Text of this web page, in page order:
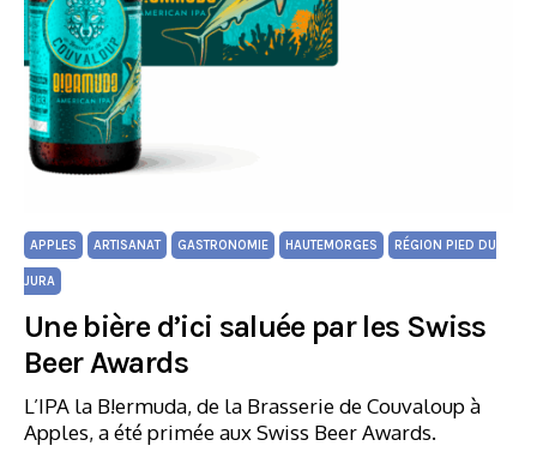
APPLES ARTISANAT GASTRONOMIE HAUTEMORGES RÉGION PIED DU
JURA
Une bière d’ici saluée par les Swiss
Beer Awards
L’IPA la B!ermuda, de la Brasserie de Couvaloup à
Apples, a été primée aux Swiss Beer Awards.